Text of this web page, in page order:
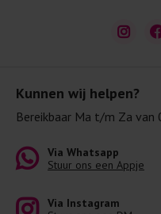
Kunnen wij helpen?
Bereikbaar Ma t/m Za
Via Whatsapp
Stuur ons een Appje
Via Instagram